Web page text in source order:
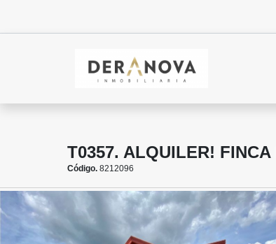
T0357. ALQUILER!
Código. 8212096